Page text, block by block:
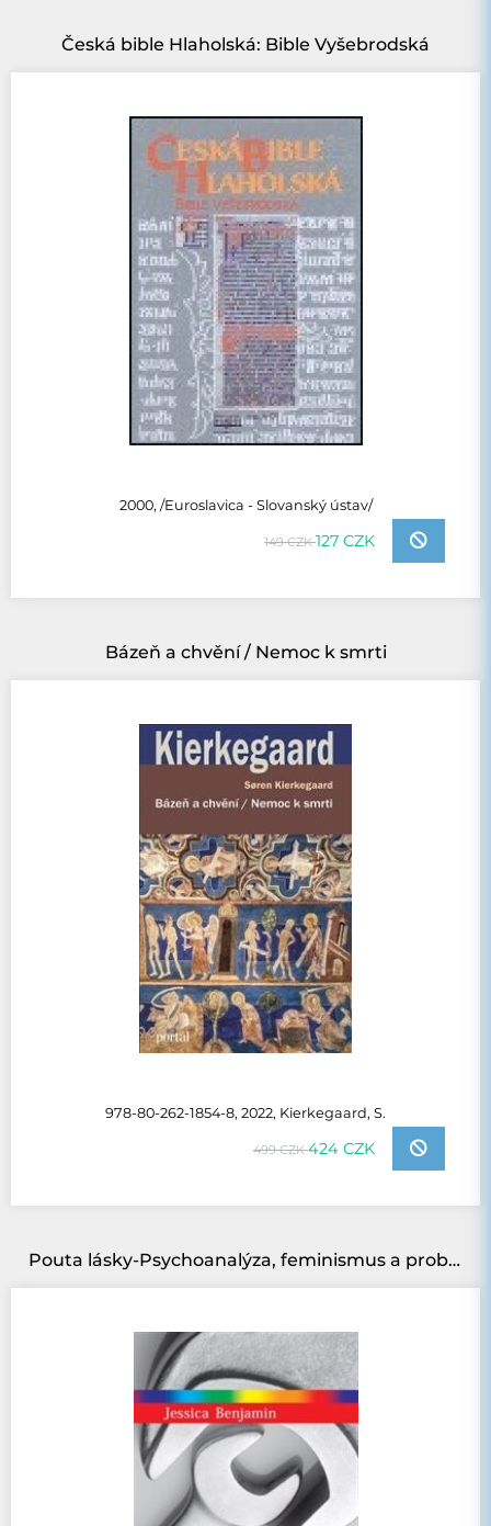
Česká bible Hlaholská: Bible Vyšebrodská
2000, /Euroslavica - Slovanský ústav/
149 CZK127 CZK
Bázeň a chvění / Nemoc k smrti
978-80-262-1854-8, 2022, Kierkegaard, S.
499 CZK424 CZK
Pouta lásky-Psychoanalýza, feminismus a problém dominance